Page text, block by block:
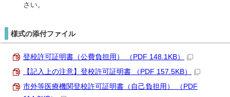
さい。
様式の添付ファイル
登校許可証明書（公費負担用） （PDF 148.1KB）
【記入上の注意】登校許可証明書 （PDF 157.5KB）
市外等医療機関登校許可証明書（自己負担用） （PDF